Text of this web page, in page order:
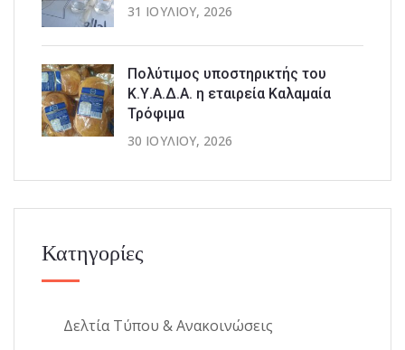
31 ΙΟΥΛΊΟΥ, 2026
Πολύτιμος υποστηρικτής του
Κ.Υ.Α.Δ.Α. η εταιρεία Καλαμαία
Τρόφιμα
30 ΙΟΥΛΊΟΥ, 2026
Κατηγορίες
Δελτία Τύπου & Ανακοινώσεις